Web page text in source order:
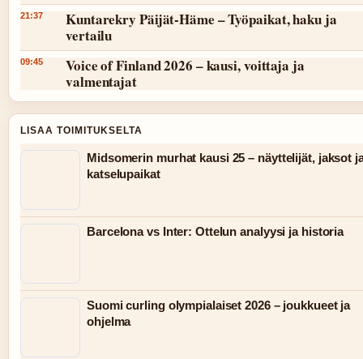
21:37
Kuntarekry Päijät-Häme – Työpaikat, haku ja
vertailu
09:45
Voice of Finland 2026 – kausi, voittaja ja
valmentajat
LISAA TOIMITUKSELTA
Midsomerin murhat kausi 25 – näyttelijät, jaksot
katselupaikat
Barcelona vs Inter: Ottelun analyysi ja historia
Suomi curling olympialaiset 2026 – joukkueet ja
ohjelma